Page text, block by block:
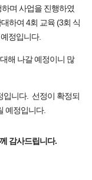
며 사업을 진행하였
하여 4회 교육 (3회 식
정입니다.
해 나갈 예정이니 많
입니다. 선정이 확정되
예정입니다.
감사드립니다.